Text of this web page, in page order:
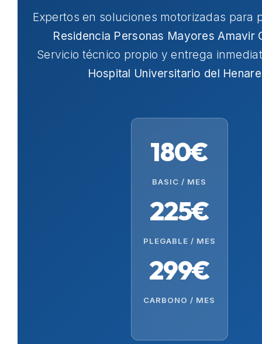
Expertos en soluciones motorizadas para
Residencia Personas Mayores Amavir
Servicio técnico propio y entrega
Hospital Universitario del
180€
BASIC / MES
225€
PLEGABLE / MES
299€
CARBONO / MES